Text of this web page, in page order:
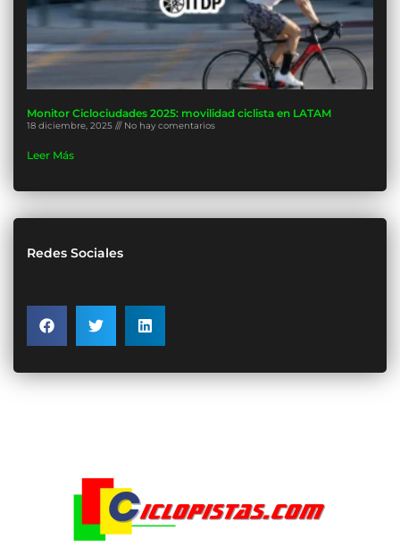
Monitor Ciclociudades 2025: movilidad ciclista en LATAM
18 diciembre, 2025 No hay comentarios
Leer Más
Redes Sociales